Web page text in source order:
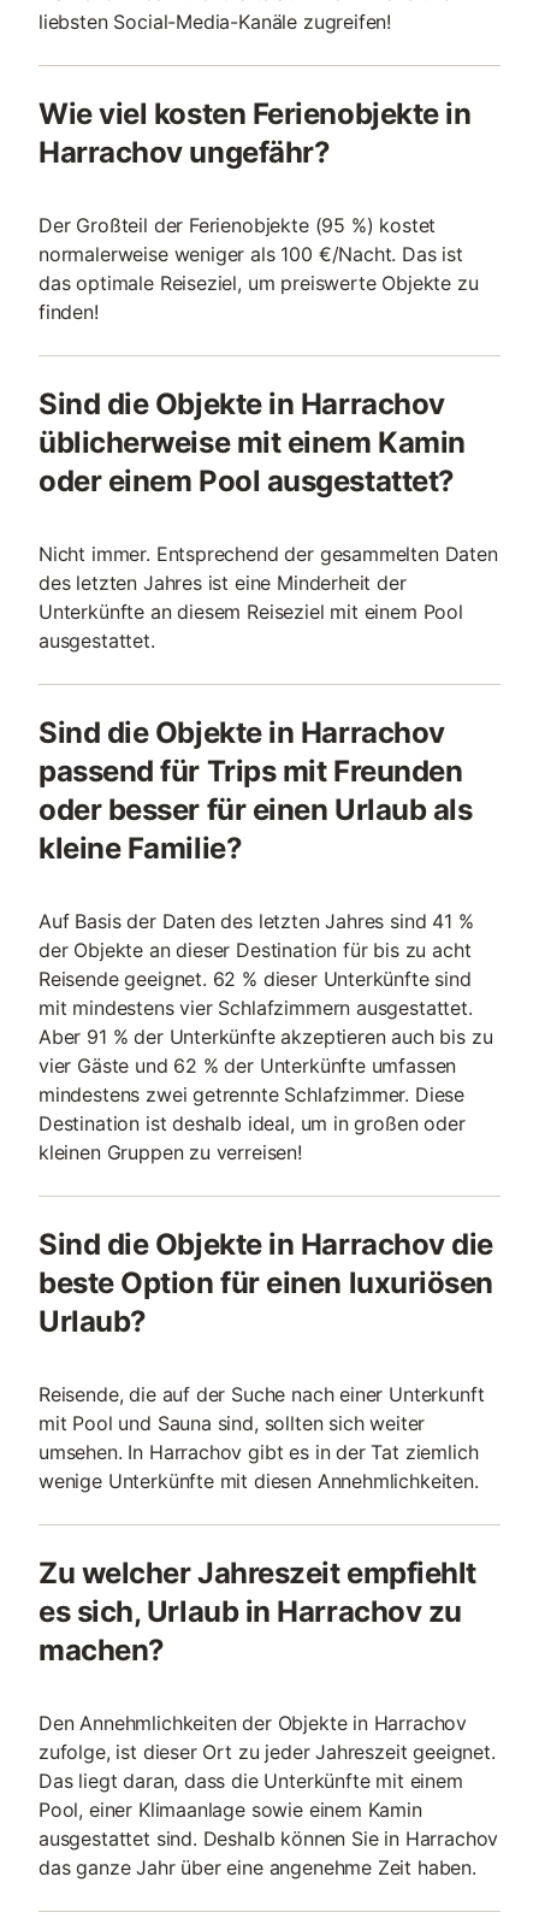
liebsten Social-Media-Kanäle zugreifen!
Wie viel kosten Ferienobjekte in
Harrachov ungefähr?
Der Großteil der Ferienobjekte (95 %) kostet
normalerweise weniger als 100 €/Nacht. Das ist
das optimale Reiseziel, um preiswerte Objekte zu
finden!
Sind die Objekte in Harrachov
üblicherweise mit einem Kamin
oder einem Pool ausgestattet?
Nicht immer. Entsprechend der gesammelten Daten
des letzten Jahres ist eine Minderheit der
Unterkünfte an diesem Reiseziel mit einem Pool
ausgestattet.
Sind die Objekte in Harrachov
passend für Trips mit Freunden
oder besser für einen Urlaub als
kleine Familie?
Auf Basis der Daten des letzten Jahres sind 41 %
der Objekte an dieser Destination für bis zu acht
Reisende geeignet. 62 % dieser Unterkünfte sind
mit mindestens vier Schlafzimmern ausgestattet.
Aber 91 % der Unterkünfte akzeptieren auch bis zu
vier Gäste und 62 % der Unterkünfte umfassen
mindestens zwei getrennte Schlafzimmer. Diese
Destination ist deshalb ideal, um in großen oder
kleinen Gruppen zu verreisen!
Sind die Objekte in Harrachov die
beste Option für einen luxuriösen
Urlaub?
Reisende, die auf der Suche nach einer Unterkunft
mit Pool und Sauna sind, sollten sich weiter
umsehen. In Harrachov gibt es in der Tat ziemlich
wenige Unterkünfte mit diesen Annehmlichkeiten.
Zu welcher Jahreszeit empfiehlt
es sich, Urlaub in Harrachov zu
machen?
Den Annehmlichkeiten der Objekte in Harrachov
zufolge, ist dieser Ort zu jeder Jahreszeit geeignet.
Das liegt daran, dass die Unterkünfte mit einem
Pool, einer Klimaanlage sowie einem Kamin
ausgestattet sind. Deshalb können Sie in Harrachov
das ganze Jahr über eine angenehme Zeit haben.